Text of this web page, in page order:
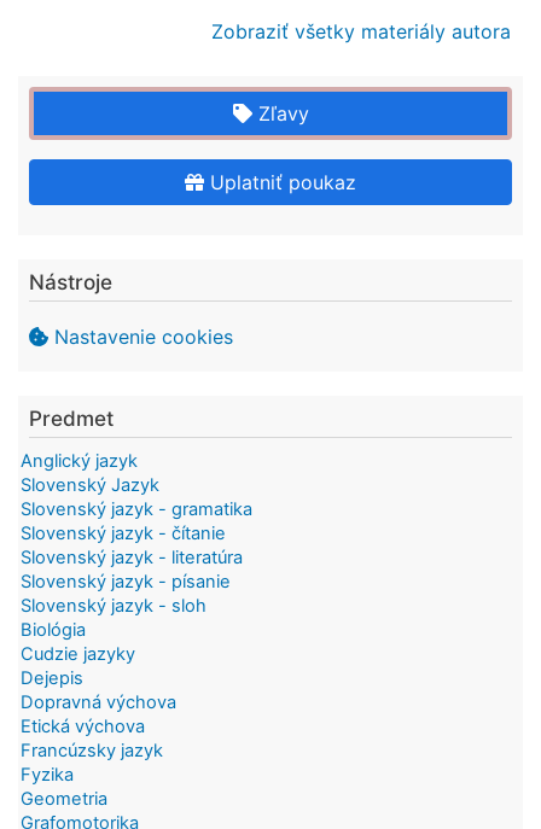
Zobraziť všetky materiály autora
Zľavy
Uplatniť poukaz
Nástroje
Nastavenie cookies
Predmet
Anglický jazyk
Slovenský Jazyk
Slovenský jazyk - gramatika
Slovenský jazyk - čítanie
Slovenský jazyk - literatúra
Slovenský jazyk - písanie
Slovenský jazyk - sloh
Biológia
Cudzie jazyky
Dejepis
Dopravná výchova
Etická výchova
Francúzsky jazyk
Fyzika
Geometria
Grafomotorika